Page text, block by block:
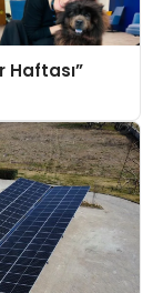
Haftası”